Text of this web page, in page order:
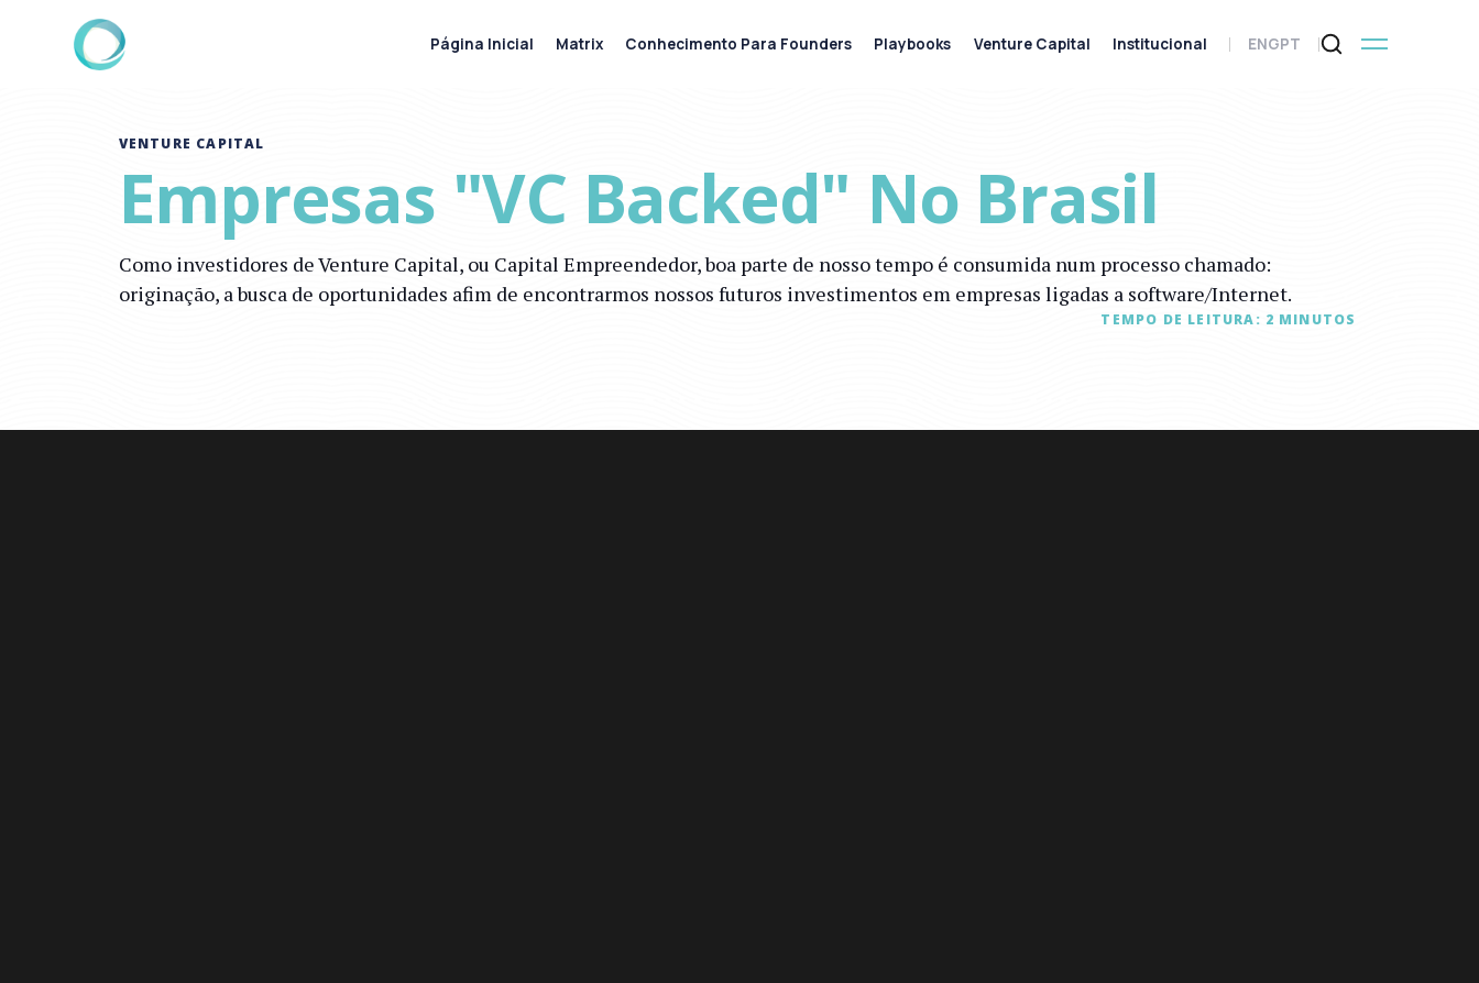
VENTURE CAPITAL
Empresas "VC Backed" No Brasil
Como investidores de Venture Capital, ou Capital Empreendedor, boa parte de nosso tempo é consumida num processo chamado:
originação, a busca de oportunidades afim de encontrarmos nossos futuros investimentos em empresas ligadas a software/Internet.
TEMPO DE LEITURA: 2 MINUTOS
Página Inicial Matrix Conhecimento Para Founders Playbooks Venture Capital Institucional ENGPT